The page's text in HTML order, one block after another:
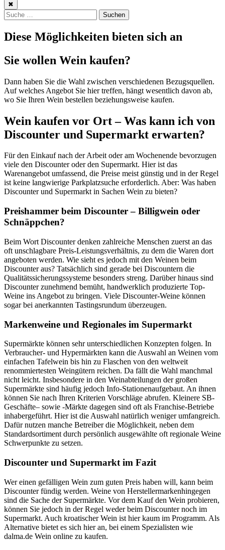
✖
Suche: Suchen
Diese Möglichkeiten bieten sich an
Sie wollen Wein kaufen?
Dann haben Sie die Wahl zwischen verschiedenen Bezugsquellen.
Auf welches Angebot Sie hier treffen, hängt wesentlich davon ab,
wo Sie Ihren Wein bestellen beziehungsweise kaufen.
Wein kaufen vor Ort – Was kann ich von
Discounter und Supermarkt erwarten?
Für den Einkauf nach der Arbeit oder am Wochenende bevorzugen
viele den Discounter oder den Supermarkt. Hier ist das
Warenangebot umfassend, die Preise meist günstig und in der Regel
ist keine langwierige Parkplatzsuche erforderlich. Aber: Was haben
Discounter und Supermarkt in Sachen Wein zu bieten?
Preishammer beim Discounter – Billigwein oder
Schnäppchen?
Beim Wort Discounter denken zahlreiche Menschen zuerst an das
oft unschlagbare Preis-Leistungsverhältnis, zu dem die Waren dort
angeboten werden. Wie sieht es jedoch mit den Weinen beim
Discounter aus? Tatsächlich sind gerade bei Discountern die
Qualitätssicherungssysteme besonders streng. Darüber hinaus sind
Discounter zunehmend bemüht, handwerklich produzierte Top-
Weine ins Angebot zu bringen. Viele Discounter-Weine können
sogar bei anerkannten Tastingsrundum überzeugen.
Markenweine und Regionales im Supermarkt
Supermärkte können sehr unterschiedlichen Konzepten folgen. In
Verbraucher- und Hypermärkten kann die Auswahl an Weinen vom
einfachen Tafelwein bis hin zu Flaschen von den weltweit
renommiertesten Weingütern reichen. Da fällt die Wahl manchmal
nicht leicht. Insbesondere in den Weinabteilungen der großen
Supermärkte sind häufig jedoch Info-Stationenaufgebaut. An ihnen
können Sie nach Ihren Kriterien Vorschläge abrufen. Kleinere SB-
Geschäfte– sowie -Märkte dagegen sind oft als Franchise-Betriebe
inhabergeführt. Hier ist die Auswahl natürlich weniger umfangreich.
Dafür nutzen manche Betreiber die Möglichkeit, neben dem
Standardsortiment durch persönlich ausgewählte oft regionale Weine
Schwerpunkte zu setzen.
Discounter und Supermarkt im Fazit
Wer einen gefälligen Wein zum guten Preis haben will, kann beim
Discounter fündig werden. Weine von Herstellermarkenhingegen
sind die Sache der Supermärkte. Vor dem Kauf den Wein probieren,
können Sie jedoch in der Regel weder beim Discounter noch im
Supermarkt. Auch kroatischer Wein ist hier kaum im Programm. Als
Alternative bietet es sich hier an, bei einem Spezialisten wie
dalma.de Wein online zu kaufen.